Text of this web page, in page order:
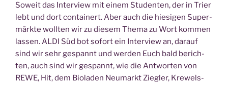
Soweit das Inter­view mit einem Stu­den­ten, der in Trier
lebt und dort con­tai­nert. Aber auch die hie­si­gen Super­
märk­te woll­ten wir zu die­sem The­ma zu Wort kom­men
las­sen. ALDI Süd bot sofort ein Inter­view an, dar­auf
sind wir sehr gespannt und wer­den Euch bald berich­
ten, auch sind wir gespannt, wie die Ant­wor­ten von
REWE, Hit, dem Bio­la­den Neu­markt Zieg­ler, Kre­wels­